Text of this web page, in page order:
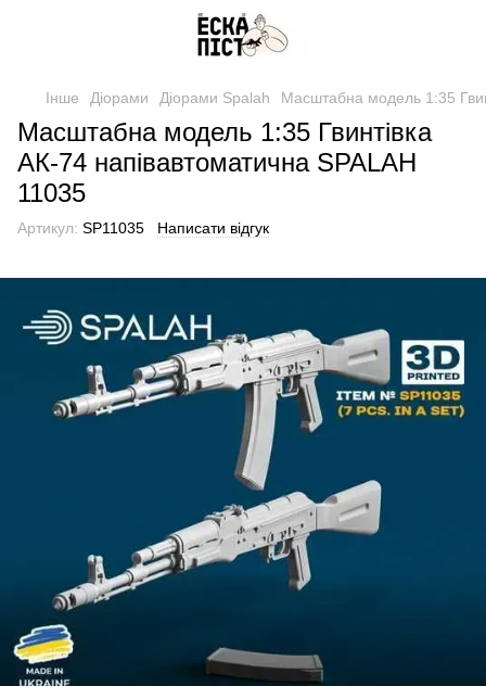
Інше Діорами Діорами Spalah Масштабна модель 1:35
Масштабна модель 1:35 Гвинтівка
АК-74 напівавтоматична SPALAH
11035
Артикул: SP11035 Написати відгук